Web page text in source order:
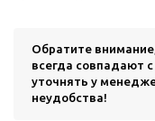
Обратите
всегда совпадают
уточнять у
неудобства!